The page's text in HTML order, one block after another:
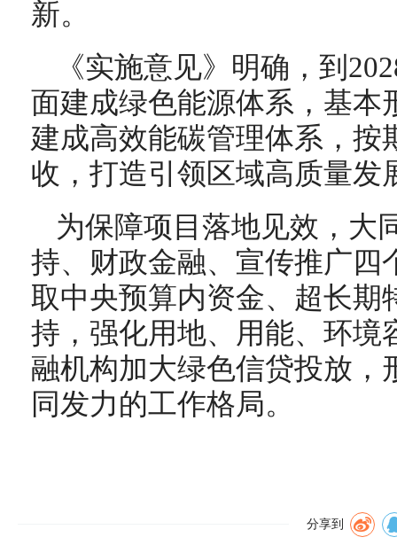
新。
《实施意见》明确，到
面建成绿色能源体系，基本
建成高效能碳管理体系，按
收，打造引领区域高质量发
为保障项目落地见效，大
持、财政金融、宣传推广四
取中央预算内资金、超长期
持，强化用地、用能、环境
融机构加大绿色信贷投放，
同发力的工作格局。
分享到